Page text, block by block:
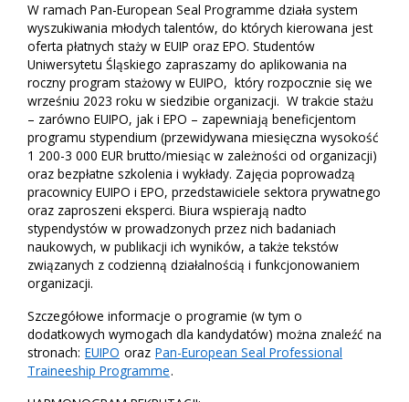
W ramach Pan-European Seal Programme działa system
wyszukiwania młodych talentów, do których kierowana jest
oferta płatnych staży w EUIP oraz EPO. Studentów
Uniwersytetu Śląskiego zapraszamy do aplikowania na
roczny program stażowy w EUIPO, który rozpocznie się we
wrześniu 2023 roku w siedzibie organizacji. W trakcie stażu
– zarówno EUIPO, jak i EPO – zapewniają beneficjentom
programu stypendium (przewidywana miesięczna wysokość
1 200-3 000 EUR brutto/miesiąc w zależności od organizacji)
oraz bezpłatne szkolenia i wykłady. Zajęcia poprowadzą
pracownicy EUIPO i EPO, przedstawiciele sektora prywatnego
oraz zaproszeni eksperci. Biura wspierają nadto
stypendystów w prowadzonych przez nich badaniach
naukowych, w publikacji ich wyników, a także tekstów
związanych z codzienną działalnością i funkcjonowaniem
organizacji.
Szczegółowe informacje o programie (w tym o
dodatkowych wymogach dla kandydatów) można znaleźć na
stronach: EUIPO oraz Pan-European Seal Professional
Traineeship Programme.